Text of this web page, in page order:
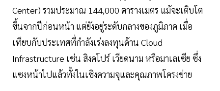
Center) รวมประมาณ 144,000 ตารางเมตร แม้จะเติบโต
ขึ้นจากปีก่อนหน้า แต่ยังอยู่ระดับกลางของภูมิภาค เมื่อ
เทียบกับประเทศที่กำลังเร่งลงทุนด้าน Cloud
Infrastructure เช่น สิงคโปร์ เวียดนาม หรือมาเลเซีย ซึ่ง
แซงหน้าไปแล้วทั้งในเชิงความจุและคุณภาพโครงข่าย